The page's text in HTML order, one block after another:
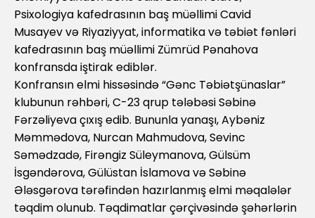
Psixologiya kafedrasının baş müəllimi Cavid
Musayev və Riyaziyyat, informatika və təbiət fənləri
kafedrasının baş müəllimi Zümrüd Pənahova
konfransda iştirak ediblər.
Konfransın elmi hissəsində “Gənc Təbiətşünaslar”
klubunun rəhbəri, C-23 qrup tələbəsi Səbinə
Fərzəliyeva çıxış edib. Bununla yanaşı, Aybəniz
Məmmədova, Nurcan Mahmudova, Sevinc
Səmədzadə, Firəngiz Süleymanova, Gülsüm
İsgəndərova, Gülüstan İslamova və Səbinə
Ələsgərova tərəfindən hazırlanmış elmi məqalələr
təqdim olunub. Təqdimatlar çərçivəsində şəhərlərin